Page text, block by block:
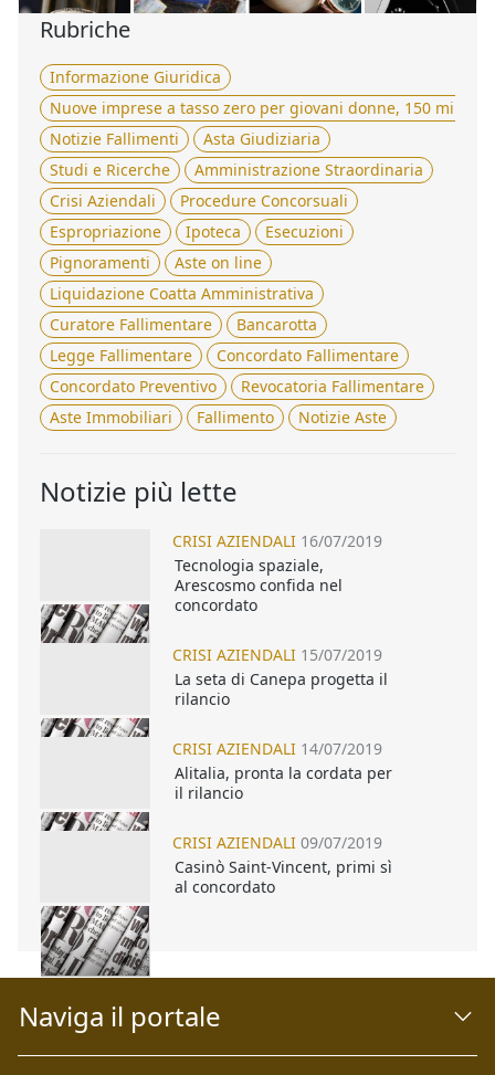
Rubriche
Informazione Giuridica
Nuove imprese a tasso zero per giovani donne, 150
Notizie Fallimenti
Asta Giudiziaria
Studi e Ricerche
Amministrazione Straordinaria
Crisi Aziendali
Procedure Concorsuali
Espropriazione
Ipoteca
Esecuzioni
Pignoramenti
Aste on line
Liquidazione Coatta Amministrativa
Curatore Fallimentare
Bancarotta
Legge Fallimentare
Concordato Fallimentare
Concordato Preventivo
Revocatoria Fallimentare
Aste Immobiliari
Fallimento Notizie Aste
Notizie più lette
CRISI AZIENDALI 16/07/2019
Tecnologia spaziale,
Arescosmo confida nel
concordato
CRISI AZIENDALI 15/07/2019
La seta di Canepa progetta il
rilancio
CRISI AZIENDALI 14/07/2019
Alitalia, pronta la cordata per
il rilancio
CRISI AZIENDALI 09/07/2019
Casinò Saint-Vincent, primi sì
al concordato
Naviga il portale